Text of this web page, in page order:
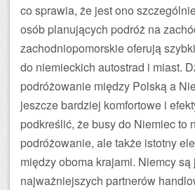
co sprawia, że jest ono
osób planujących podróż na
zachodniopomorskie oferują
do niemieckich autostrad i miast.
podróżowanie między Polską a
jeszcze bardziej komfortowe i
podkreślić, że busy do Niemiec to
podróżowanie, ale także istotny
między oboma krajami. Niemcy są
najważniejszych partnerów